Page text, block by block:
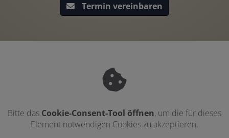
Termin vereinbaren
Bitte das Cookie-Consent-Tool öffnen, um die für dieses
Element notwendigen Cookies zu akzeptieren.